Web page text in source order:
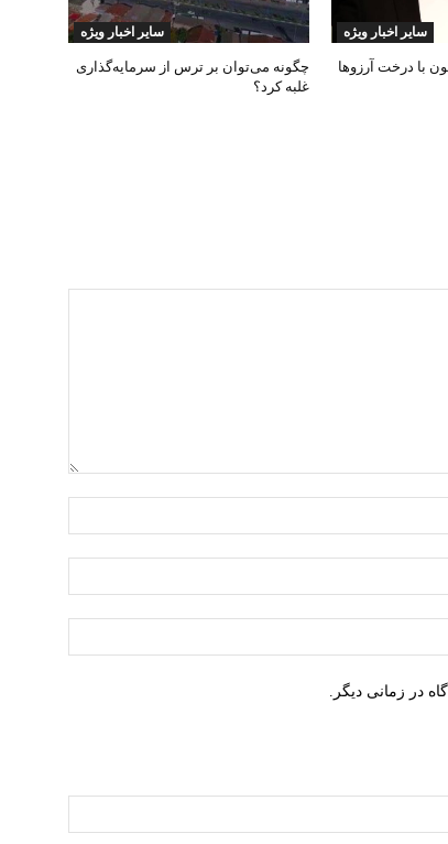
سایر اخبار ویژه
با درخت آرزوها
سایر اخبار ویژه
چگونه می‌توان بر ترس از سرمایه‌گذاری
غلبه کرد؟
در زمانی دیگر.